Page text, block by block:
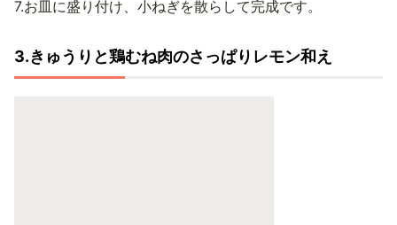
7.お皿に盛り付け、小ねぎを散らして完成です。
3.きゅうりと鶏むね肉のさっぱりレモン和え